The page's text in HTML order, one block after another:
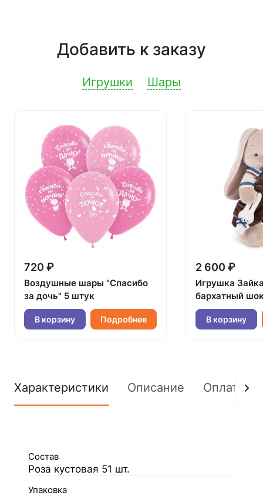
Добавить к заказу
Игрушки Шары
720 ₽
Воздушные шары "Спасибо
за дочь" 5 штук
В корзину Подробнее
2 600 ₽
Игрушка
бархатный
В корзину
Характеристики Описание Оплата
Состав
Роза кустовая 51 шт.
Упаковка